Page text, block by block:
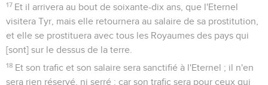
17 Et il arrivera au bout de soixante-dix ans, que l'Eternel
visitera Tyr, mais elle retournera au salaire de sa prostitution,
et elle se prostituera avec tous les Royaumes des pays qui
[sont] sur le dessus de la terre.
18 Et son trafic et son salaire sera sanctifié à l'Eternel ; il n'en
sera rien réservé, ni serré ; car son trafic sera pour ceux qui